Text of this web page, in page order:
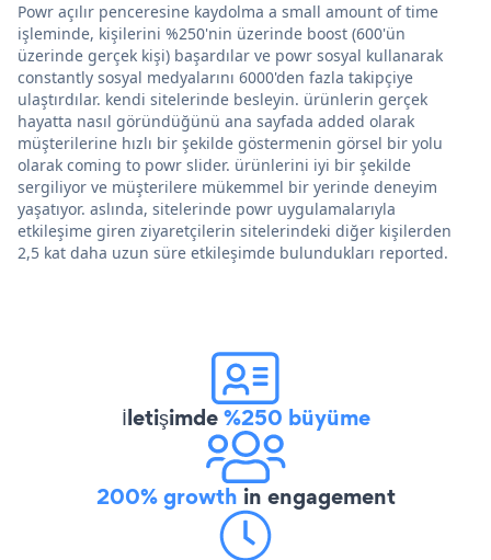
Powr açılır penceresine kaydolma a small amount of time
işleminde, kişilerini %250'nin üzerinde boost (600'ün
üzerinde gerçek kişi) başardılar ve powr sosyal kullanarak
constantly sosyal medyalarını 6000'den fazla takipçiye
ulaştırdılar. kendi sitelerinde besleyin. ürünlerin gerçek
hayatta nasıl göründüğünü ana sayfada added olarak
müşterilerine hızlı bir şekilde göstermenin görsel bir yolu
olarak coming to powr slider. ürünlerini iyi bir şekilde
sergiliyor ve müşterilere mükemmel bir yerinde deneyim
yaşatıyor. aslında, sitelerinde powr uygulamalarıyla
etkileşime giren ziyaretçilerin sitelerindeki diğer kişilerden
2,5 kat daha uzun süre etkileşimde bulundukları reported.
İletişimde%250 büyüme
200% growth in engagement